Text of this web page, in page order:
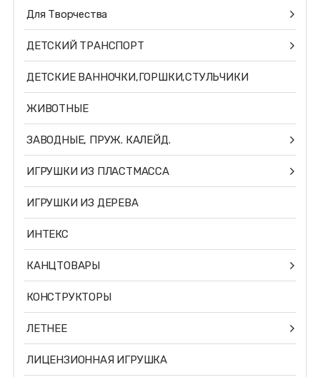
Для Творчества
ДЕТСКИЙ ТРАНСПОРТ
ДЕТСКИЕ ВАННОЧКИ,ГОРШКИ,СТУЛЬЧИКИ
ЖИВОТНЫЕ
ЗАВОДНЫЕ, ПРУЖ. КАЛЕЙД.
ИГРУШКИ ИЗ ПЛАСТМАССА
ИГРУШКИ ИЗ ДЕРЕВА
ИНТЕКС
КАНЦТОВАРЫ
КОНСТРУКТОРЫ
ЛЕТНЕЕ
ЛИЦЕНЗИОННАЯ ИГРУШКА